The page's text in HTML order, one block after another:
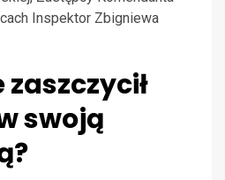
Inspektor Zbigniewa
zaszczycił
swoją